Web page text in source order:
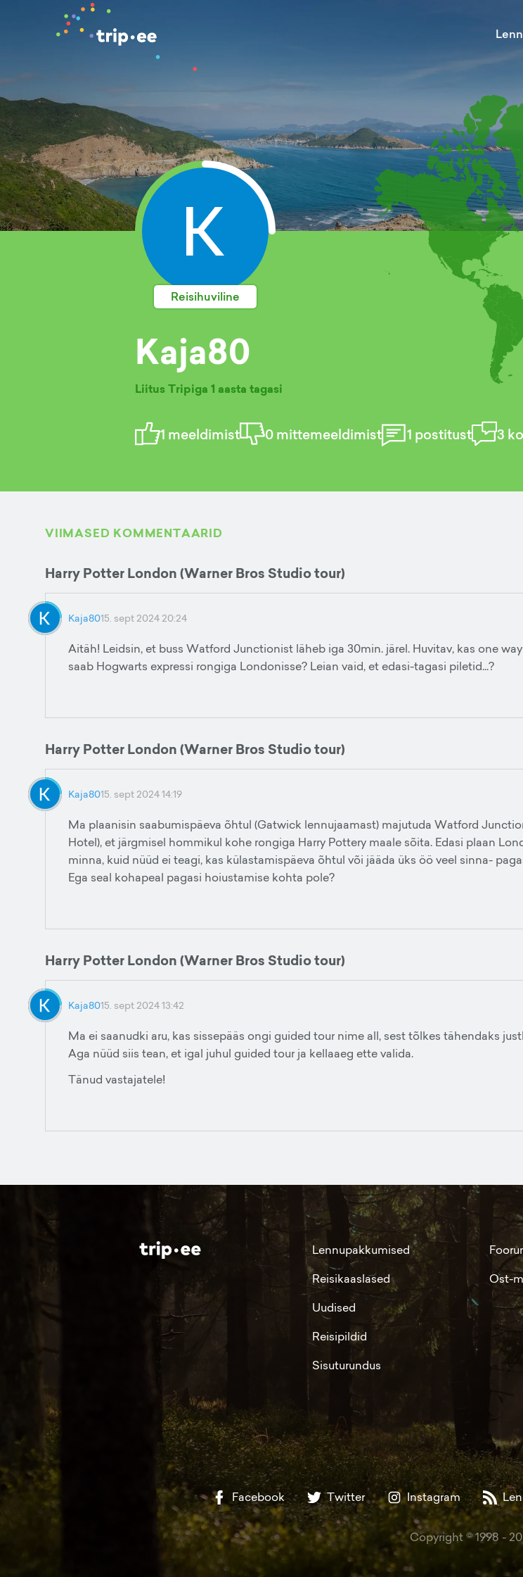
Reisihuviline
Kaja80
Liitus Tripiga 1 aasta tagasi
1 meeldimist 0mittemeeldimist 1 postitust 3
VIIMASED KOMMENTAARID
Harry Potter London (Warner Bros Studio tour)
Kaja8015. sept 2024 20:24
Aitäh! Leidsin, et buss Watford Junctionist läheb iga 30min. järel. Huvitav, kas one
saab Hogwarts expressi rongiga Londonisse? Leian vaid, et edasi-tagasi piletid...?
Harry Potter London (Warner Bros Studio tour)
Kaja8015. sept 2024 14:19
Ma plaanisin saabumispäeva õhtul (Gatwick lennujaamast) majutuda Watford
Hotel), et järgmisel hommikul kohe rongiga Harry Pottery maale sõita. Edasi plaan
minna, kuid nüüd ei teagi, kas külastamispäeva õhtul või jääda üks öö veel sinna-
Ega seal kohapeal pagasi hoiustamise kohta pole?
Harry Potter London (Warner Bros Studio tour)
Kaja8015. sept 2024 13:42
Ma ei saanudki aru, kas sissepääs ongi guided tour nime all, sest tõlkes tähendaks
Aga nüüd siis tean, et igal juhul guided tour ja kellaaeg ette valida.
Tänud vastajatele!
Lennupakkumised
Reisikaaslased
Uudised
Reisipildid
Sisuturundus
Ost-
Facebook Twitter Instagram
Copyright © 1998 -